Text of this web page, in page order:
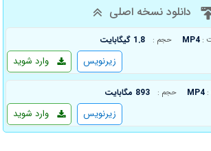
دانلود نسخه اصلی
:
MP4 حجم : 1.8 گیگابایت
وارد شوید زیرنویس
MP4 حجم : 893 مگابایت
وارد شوید زیرنویس